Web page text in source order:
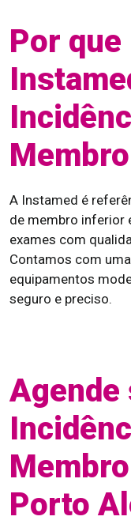
Por
A Instamed é
de membro inferior
exames com
Contamos com
equipamentos
seguro e preciso.
Agende
Porto